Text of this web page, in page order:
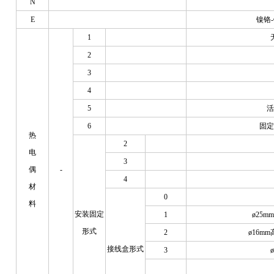
E 镍铬
热
电
偶
材
料
-
1
2
3
4
5
6 固
安装固定
形式
2
3
4
接线盒形式
0
1 ø25mm
2 ø16mm
3